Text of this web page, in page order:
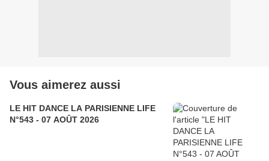
Vous aimerez aussi
LE HIT DANCE LA PARISIENNE LIFE
N°543 - 07 AOÛT 2026